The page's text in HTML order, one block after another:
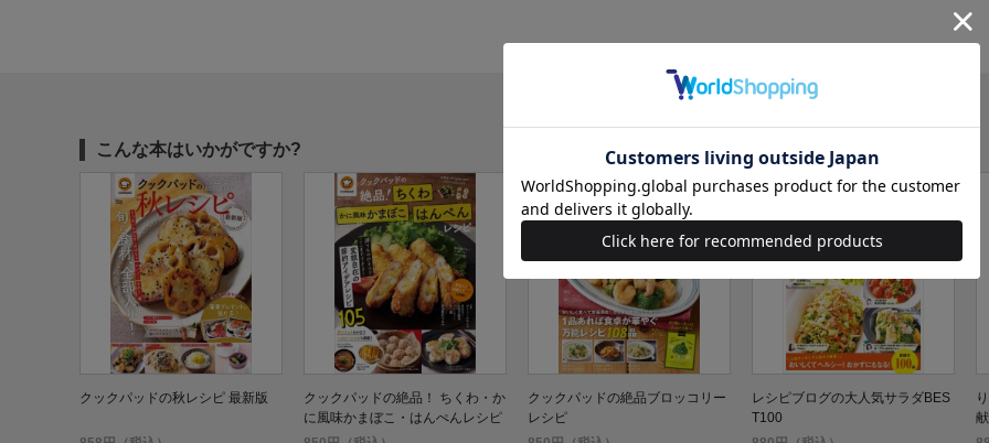
こんな本はいかがですか?
クックパッドの秋レシピ 最新版
クックパッドの絶品！ ちくわ・か
に風味かまぼこ・はんぺんレシピ
クックパッドの絶品ブロッコリー
レシピ
レシピブログの大人気サラダBES
T100